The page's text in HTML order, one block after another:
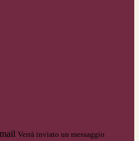
Verrà inviato un messaggio